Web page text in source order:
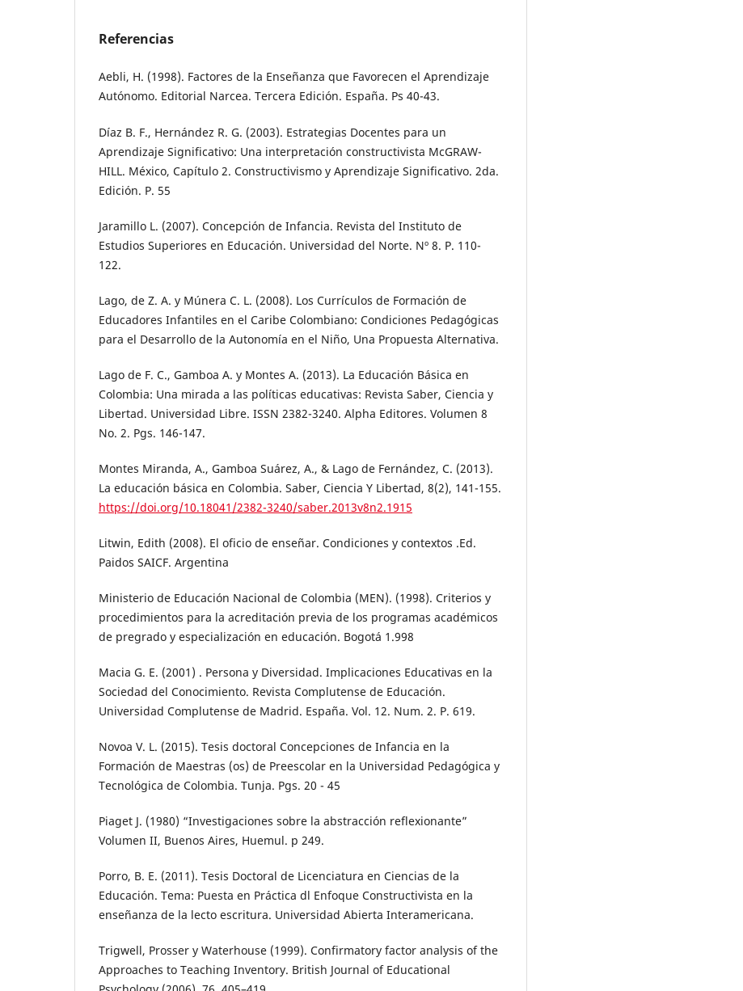
Referencias
Aebli, H. (1998). Factores de la Enseñanza que Favorecen el Aprendizaje
Autónomo. Editorial Narcea. Tercera Edición. España. Ps 40-43.
Díaz B. F., Hernández R. G. (2003). Estrategias Docentes para un
Aprendizaje Significativo: Una interpretación constructivista McGRAW-
HILL. México, Capítulo 2. Constructivismo y Aprendizaje Significativo. 2da.
Edición. P. 55
Jaramillo L. (2007). Concepción de Infancia. Revista del Instituto de
Estudios Superiores en Educación. Universidad del Norte. Nº 8. P. 110-
122.
Lago, de Z. A. y Múnera C. L. (2008). Los Currículos de Formación de
Educadores Infantiles en el Caribe Colombiano: Condiciones Pedagógicas
para el Desarrollo de la Autonomía en el Niño, Una Propuesta Alternativa.
Lago de F. C., Gamboa A. y Montes A. (2013). La Educación Básica en
Colombia: Una mirada a las políticas educativas: Revista Saber, Ciencia y
Libertad. Universidad Libre. ISSN 2382-3240. Alpha Editores. Volumen 8
No. 2. Pgs. 146-147.
Montes Miranda, A., Gamboa Suárez, A., & Lago de Fernández, C. (2013).
La educación básica en Colombia. Saber, Ciencia Y Libertad, 8(2), 141-155.
https://doi.org/10.18041/2382-3240/saber.2013v8n2.1915
Litwin, Edith (2008). El oficio de enseñar. Condiciones y contextos .Ed.
Paidos SAICF. Argentina
Ministerio de Educación Nacional de Colombia (MEN). (1998). Criterios y
procedimientos para la acreditación previa de los programas académicos
de pregrado y especialización en educación. Bogotá 1.998
Macia G. E. (2001) . Persona y Diversidad. Implicaciones Educativas en la
Sociedad del Conocimiento. Revista Complutense de Educación.
Universidad Complutense de Madrid. España. Vol. 12. Num. 2. P. 619.
Novoa V. L. (2015). Tesis doctoral Concepciones de Infancia en la
Formación de Maestras (os) de Preescolar en la Universidad Pedagógica y
Tecnológica de Colombia. Tunja. Pgs. 20 - 45
Piaget J. (1980) “Investigaciones sobre la abstracción reflexionante”
Volumen II, Buenos Aires, Huemul. p 249.
Porro, B. E. (2011). Tesis Doctoral de Licenciatura en Ciencias de la
Educación. Tema: Puesta en Práctica dl Enfoque Constructivista en la
enseñanza de la lecto escritura. Universidad Abierta Interamericana.
Trigwell, Prosser y Waterhouse (1999). Confirmatory factor analysis of the
Approaches to Teaching Inventory. British Journal of Educational